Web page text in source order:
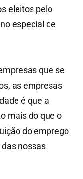
eleitos pelo
especial de
que se
as empresas
é que a
mais do que o
do emprego
nossas